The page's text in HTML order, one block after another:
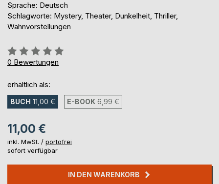
Sprache: Deutsch
Schlagworte: Mystery, Theater, Dunkelheit, Thriller,
Wahnvorstellungen
Bewertung::
0%
0 Bewertungen
erhältlich als:
BUCH 11,00 € E-BOOK 6,99 €
11,00 €
inkl. MwSt. / portofrei
sofort verfügbar
IN DEN WARENKORB